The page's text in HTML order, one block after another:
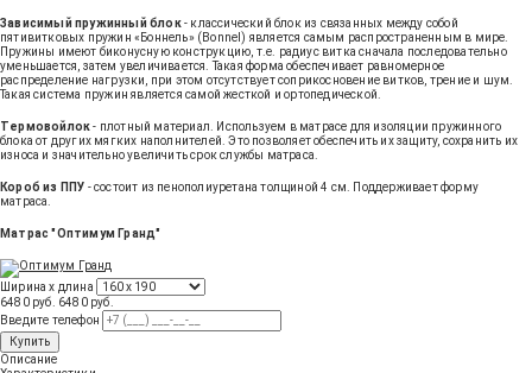
Зависимый пружинный блок- классический блок из связанных между собой
пятивитковых пружин «Боннель» (Bonnel) является самым распространенным в мире.
Пружины имеют биконусную конструкцию, т.е. радиус витка сначала последовательно
уменьшается, затем увеличивается. Такая форма обеспечивает равномерное
распределение нагрузки, при этом отсутствует соприкосновение витков, трение и шум.
Такая система пружин является самой жесткой и ортопедической.
Термовойлок- плотный материал. Используем в матрасе для изоляции пружинного
блока от других мягких наполнителей. Это позволяет обеспечить их защиту, сохранить их
износа и значительно увеличить срок службы матраса.
Короб из ППУ - состоит из пенополиуретана толщиной 4 см. Поддерживает форму
матраса.
Матрас "Оптимум Гранд"
Ширина х длина
6480 руб. 6480 руб.
Введите телефон
Купить
Описание